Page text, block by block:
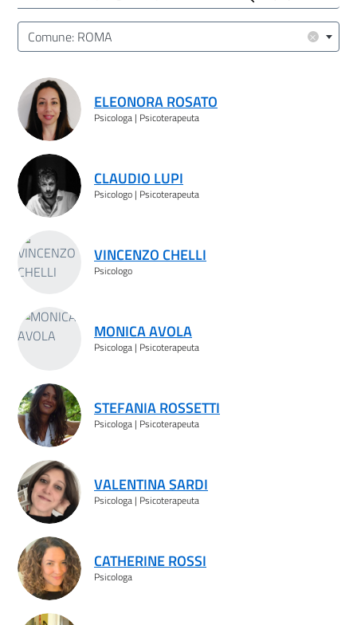
Cerca PulisciFiltro
Luogo (CAP | Comune | Provincia)
×
Comune: ROMA
Risultati ricerca
ELEONORA ROSATO
Psicologa | Psicoterapeuta
CLAUDIO LUPI
Psicologo | Psicoterapeuta
VINCENZO CHELLI
Psicologo
MONICA AVOLA
Psicologa | Psicoterapeuta
STEFANIA ROSSETTI
Psicologa | Psicoterapeuta
VALENTINA SARDI
Psicologa | Psicoterapeuta
CATHERINE ROSSI
Psicologa